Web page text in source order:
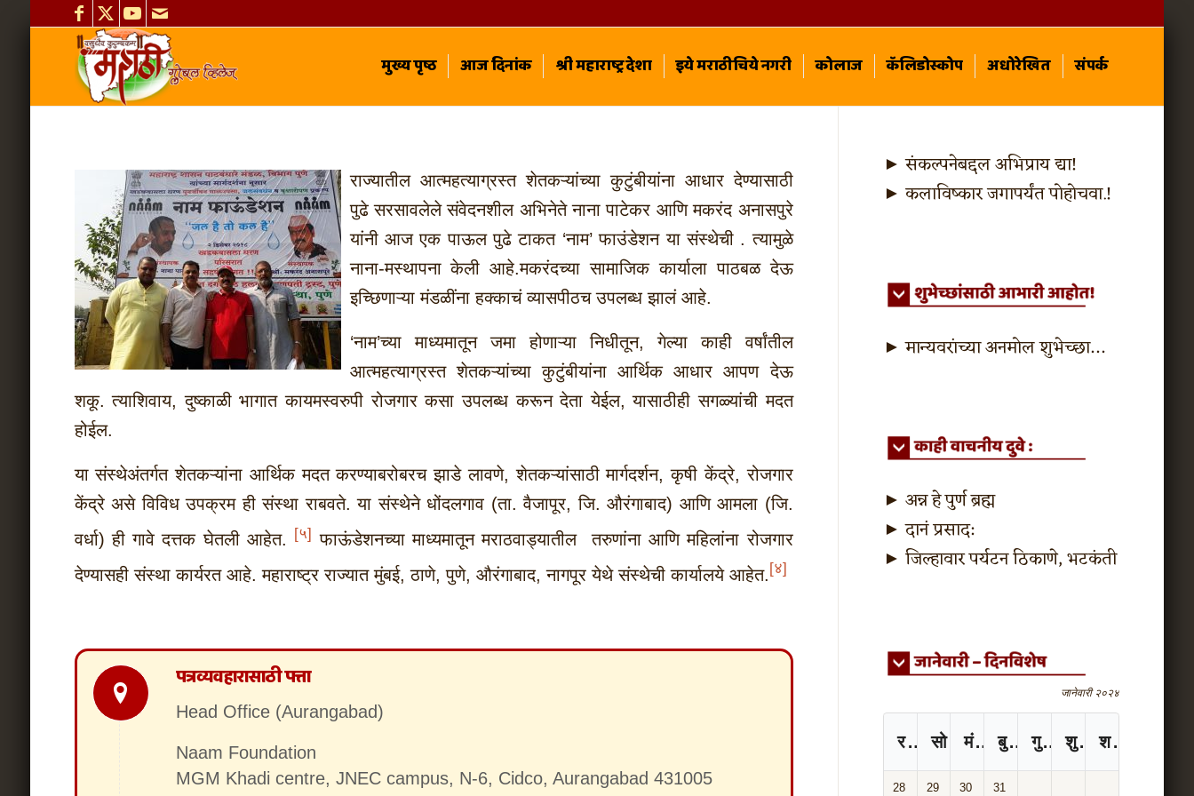
मुख्य पृष्ठ आज दिनांक श्री महाराष्ट्र देशा इये मराठीचिये नगरी कोलाज कॅलिडोस्कोप अधोरेखित संपर्क
राज्यातील आत्महत्याग्रस्त शेतकऱ्यांच्या कुटुंबीयांना आधार देण्यासाठी
पुढे सरसावलेले संवेदनशील अभिनेते नाना पाटेकर आणि मकरंद अनासपुरे
यांनी आज एक पाऊल पुढे टाकत ‘नाम’ फाउंडेशन या संस्थेची . त्यामुळे
नाना-मस्थापना केली आहे.मकरंदच्या सामाजिक कार्याला पाठबळ देऊ
इच्छिणाऱ्या मंडळींना हक्काचं व्यासपीठच उपलब्ध झालं आहे.
‘नाम’च्या माध्यमातून जमा होणाऱ्या निधीतून, गेल्या काही वर्षांतील
आत्महत्याग्रस्त शेतकऱ्यांच्या कुटुंबीयांना आर्थिक आधार आपण देऊ
शकू. त्याशिवाय, दुष्काळी भागात कायमस्वरुपी रोजगार कसा उपलब्ध करून देता येईल, यासाठीही सगळ्यांची मदत
होईल.
या संस्थेअंतर्गत शेतकऱ्यांना आर्थिक मदत करण्याबरोबरच झाडे लावणे, शेतकऱ्यांसाठी मार्गदर्शन, कृषी केंद्रे, रोजगार
केंद्रे असे विविध उपक्रम ही संस्था राबवते. या संस्थेने धोंदलगाव (ता. वैजापूर, जि. औरंगाबाद) आणि आमला (जि.
वर्धा) ही गावे दत्तक घेतली आहेत. [५] फाऊंडेशनच्या माध्यमातून मराठवाड्यातील तरुणांना आणि महिलांना रोजगार
देण्यासही संस्था कार्यरत आहे. महाराष्ट्र राज्यात मुंबई, ठाणे, पुणे, औरंगाबाद, नागपूर येथे संस्थेची कार्यालये आहेत. [४]
पत्रव्यवहारासाठी पत्ता
Head Office (Aurangabad)
Naam Foundation
MGM Khadi centre, JNEC campus, N-6, Cidco, Aurangabad 431005
► संकल्पनेबद्दल अभिप्राय द्या!
► कलाविष्कार जगापर्यंत पोहोचवा.!
► मान्यवरांच्या अनमोल शुभेच्छा…
► अन्न हे पुर्ण ब्रह्म
►दानं प्रसाद:
► जिल्हावार पर्यटन ठिकाणे, भटकंती
रविवार सोमवार मंगळवार बुधवार गुरुवार शुक्रवार शनिवार
जानेवारी २०२४
28 29 30 31